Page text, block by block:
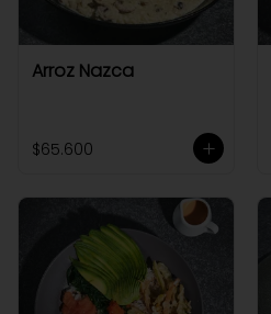
Arroz Nazca
$65.600